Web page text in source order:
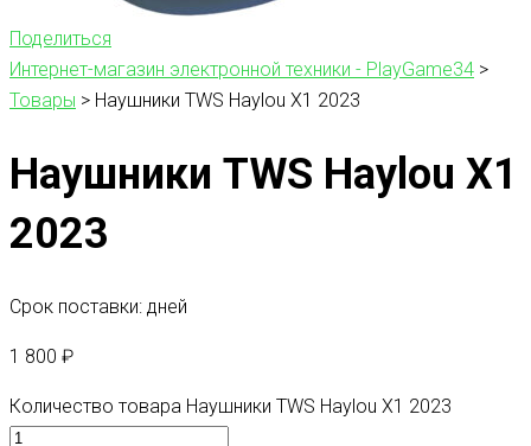
Поделиться
Интернет-магазин электронной техники - PlayGame34 >
Товары > Наушники TWS Haylou X1 2023
Наушники TWS Haylou X1
2023
Срок поставки: дней
1 800 ₽
Количество товара Наушники TWS Haylou X1 2023